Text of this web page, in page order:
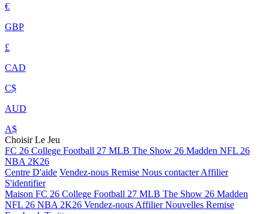
€
GBP
£
CAD
C$
AUD
A$
Choisir Le Jeu
FC 26 College Football 27 MLB The Show 26 Madden NFL 26
NBA 2K26
Centre D'aide Vendez-nous Remise Nous contacterAffilier
S'identifier
Maison FC 26 College Football 27 MLB The Show 26 Madden
NFL 26 NBA 2K26 Vendez-nous Affilier Nouvelles Remise